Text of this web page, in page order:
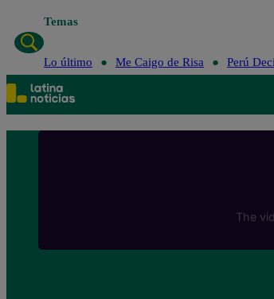
Temas
Lo último Me Caigo de Risa Perú